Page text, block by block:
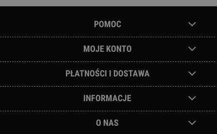
POMOC
MOJE KONTO
PŁATNOŚCI I DOSTAWA
INFORMACJE
O NAS